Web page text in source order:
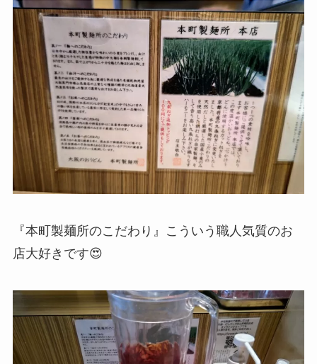
『本町製麺所のこだわり』こういう職人気質のお
店大好きです😍